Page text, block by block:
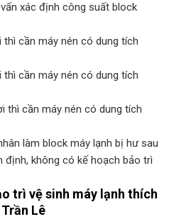
xác định công suất block
cần máy nén có dung tích
cần máy nén có dung tích
thì cần máy nén có dung tích
làm block máy lạnh bị hư sau
định, không có kế hoạch bảo trì
trì vệ sinh máy lạnh thích
Lê